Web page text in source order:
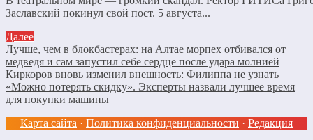
Заславский покинул свой пост. 5 августа...
Далее
Лучше, чем в блокбастерах: на Алтае морпех отбивался от
медведя и сам запустил себе сердце после удара молнией
Киркоров вновь изменил внешность: Филиппа не узнать
«Можно потерять скидку». Эксперты назвали лучшее время
для покупки машины
Карта сайта · Политика конфиденциальности · Редакция